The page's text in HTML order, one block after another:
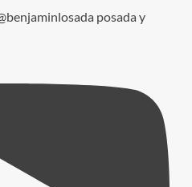
posada y